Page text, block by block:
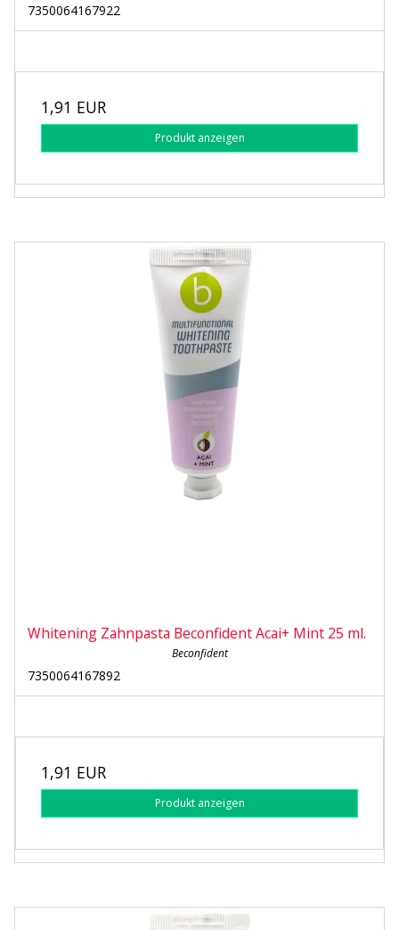
7350064167922
1,91 EUR
Produkt anzeigen
Whitening Zahnpasta Beconfident Acai+ Mint 25 ml.
Beconfident
7350064167892
1,91 EUR
Produkt anzeigen